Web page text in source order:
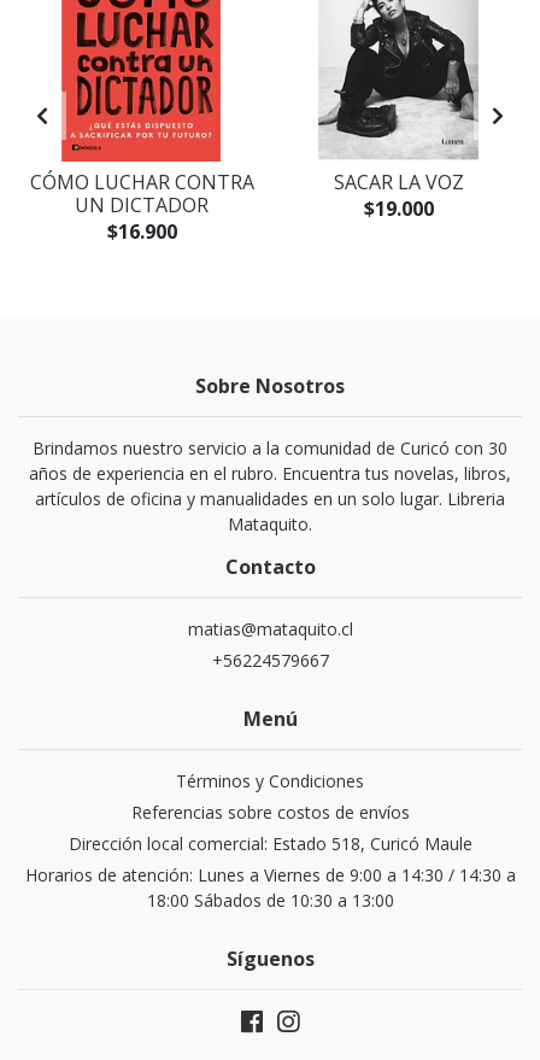
CÓMO LUCHAR CONTRA
UN DICTADOR
$16.900
SACAR LA VOZ
$19.000
Sobre Nosotros
Brindamos nuestro servicio a la comunidad de Curicó con 30
años de experiencia en el rubro. Encuentra tus novelas, libros,
artículos de oficina y manualidades en un solo lugar. Libreria
Mataquito.
Contacto
matias@mataquito.cl
+56224579667
Menú
Términos y Condiciones
Referencias sobre costos de envíos
Dirección local comercial: Estado 518, Curicó Maule
Horarios de atención: Lunes a Viernes de 9:00 a 14:30 / 14:30 a
18:00 Sábados de 10:30 a 13:00
Síguenos